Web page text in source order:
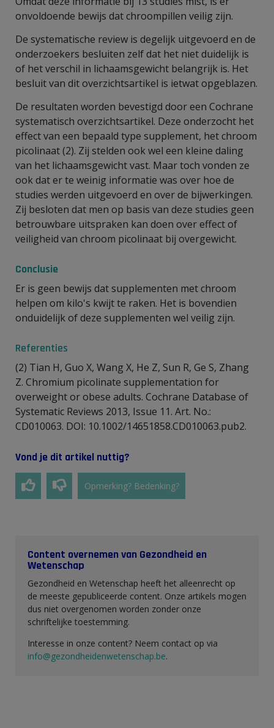
onvoldoende bewijs dat chroompillen veilig zijn.
De systematische review is degelijk uitgevoerd en de
onderzoekers besluiten zelf dat het niet duidelijk is
of het verschil in lichaamsgewicht belangrijk is. Het
besluit van dit overzichtsartikel is ietwat opgeblazen.
De resultaten worden bevestigd door een Cochrane
systematisch overzichtsartikel. Deze onderzocht het
effect van een bepaald type supplement, het chroom
picolinaat (2). Zij stelden ook wel een kleine daling
van het lichaamsgewicht vast. Maar toch vonden ze
ook dat er te weinig informatie was over hoe de
studies werden uitgevoerd en over de bijwerkingen.
Zij besloten dat men op basis van deze studies geen
betrouwbare uitspraken kan doen over effect of
veiligheid van chroom picolinaat bij overgewicht.
Conclusie
Er is geen bewijs dat supplementen met chroom
helpen om kilo's kwijt te raken. Het is bovendien
onduidelijk of deze supplementen wel veilig zijn.
Referenties
(2) Tian H, Guo X, Wang X, He Z, Sun R, Ge S, Zhang
Z. Chromium picolinate supplementation for
overweight or obese adults. Cochrane Database of
Systematic Reviews 2013, Issue 11. Art. No.:
CD010063. DOI: 10.1002/14651858.CD010063.pub2.
Vond je dit artikel nuttig?
Opmerking? Bedenking?
Content overnemen van Gezondheid en
Wetenschap
Gezondheid en Wetenschap heeft het alleenrecht op
de meeste gepubliceerde content. Onze artikels mogen
dus niet overgenomen worden zonder onze
schriftelijke toestemming.
Interesse in onze content? Neem contact op via
info@gezondheidenwetenschap.be.